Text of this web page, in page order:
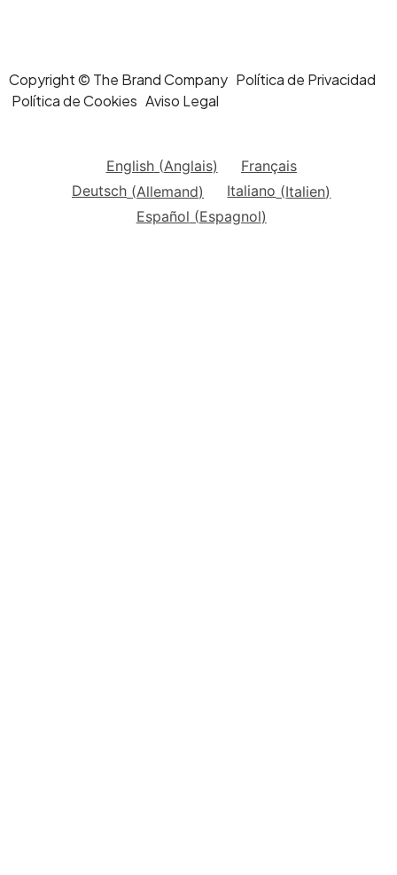
Copyright © The Brand Company Política de Privacidad
Política de Cookies Aviso Legal
English(Anglais)
Français
Deutsch (Allemand) Italiano (Italien)
Español (Espagnol)